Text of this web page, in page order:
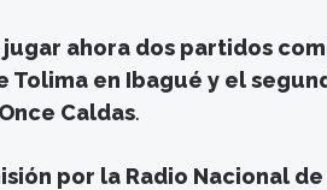
ahora dos partidos
Tolima en Ibagué y el
Caldas.
por la Radio Nacional